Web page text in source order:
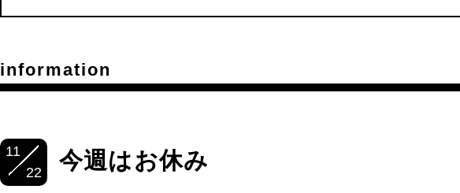
information
11
22
今週はお休み